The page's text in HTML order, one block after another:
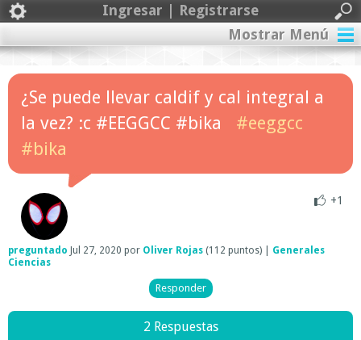
Ingresar | Registrarse
Mostrar Menú
¿Se puede llevar caldif y cal integral a
la vez? :c #EEGGCC #bika
#eeggcc
#bika
+1
preguntado Jul 27, 2020 por Oliver Rojas (112 puntos)
Generales
Ciencias
2 Respuestas